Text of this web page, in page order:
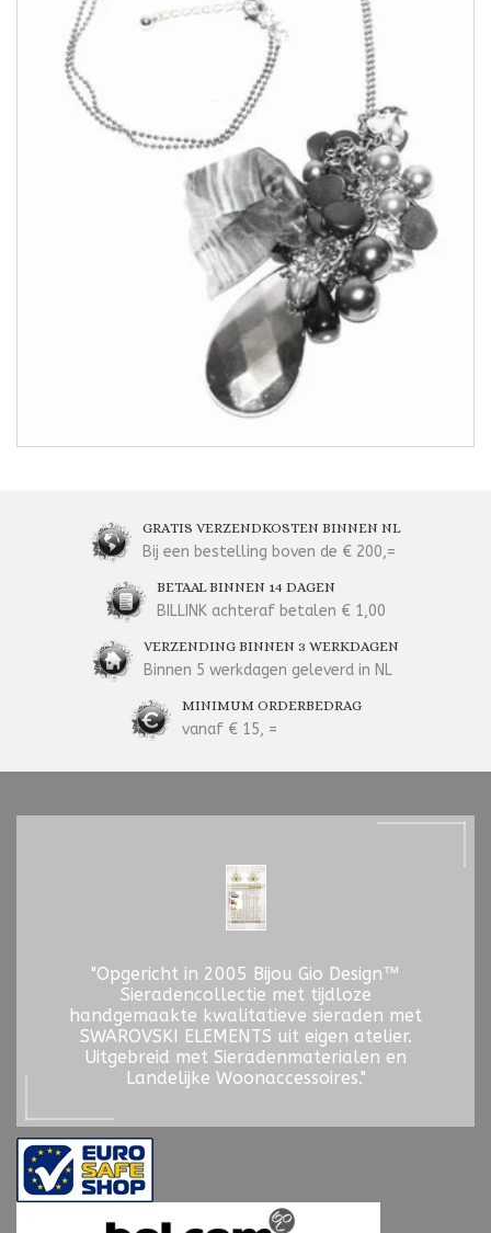
GRATIS VERZENDKOSTEN BINNEN NL
Bij een bestelling boven de € 200,=
BETAAL BINNEN 14 DAGEN
BILLINK achteraf betalen € 1,00
VERZENDING BINNEN 3 WERKDAGEN
Binnen 5 werkdagen geleverd in NL
MINIMUM ORDERBEDRAG
vanaf € 15, =
"Opgericht in 2005 Bijou Gio Design™
Sieradencollectie met tijdloze
handgemaakte kwalitatieve sieraden met
SWAROVSKI ELEMENTS uit eigen atelier.
Uitgebreid met Sieradenmaterialen en
Landelijke Woonaccessoires."